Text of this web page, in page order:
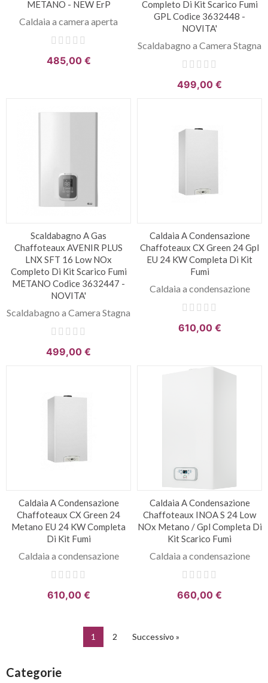
METANO - NEW ErP
Caldaia a camera aperta
485,00 €
Completo Di Kit Scarico Fumi
GPL Codice 3632448 -
NOVITA'
Scaldabagno a Camera Stagna
499,00 €
Scaldabagno A Gas
Chaffoteaux AVENIR PLUS
LNX SFT 16 Low NOx
Completo Di Kit Scarico Fumi
METANO Codice 3632447 -
NOVITA'
Scaldabagno a Camera Stagna
499,00 €
Caldaia A Condensazione
Chaffoteaux CX Green 24 Gpl
EU 24 KW Completa Di Kit
Fumi
Caldaia a condensazione
610,00 €
Caldaia A Condensazione
Chaffoteaux CX Green 24
Metano EU 24 KW Completa
Di Kit Fumi
Caldaia a condensazione
610,00 €
Caldaia A Condensazione
Chaffoteaux INOA S 24 Low
NOx Metano / Gpl Completa Di
Kit Scarico Fumi
Caldaia a condensazione
660,00 €
1 2 Successivo »
Categorie